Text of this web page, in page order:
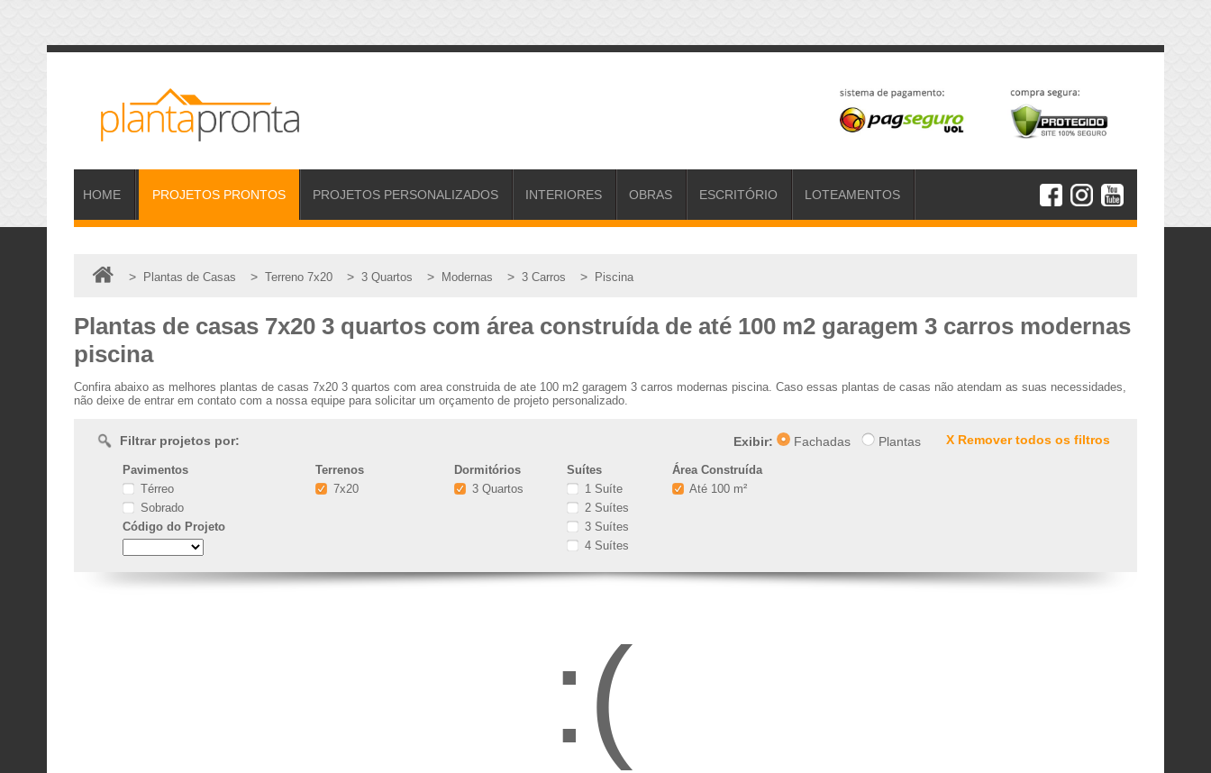
HOME PROJETOS PRONTOS PROJETOS PERSONALIZADOS INTERIORES OBRAS ESCRITÓRIO LOTEAMENTOS
> Plantas de Casas > Terreno 7x20 > 3 Quartos > Modernas > 3 Carros > Piscina
Plantas de casas 7x20 3 quartos com área construída de até 100 m2 garagem 3 carros modernas
piscina
Confira abaixo as melhores plantas de casas 7x20 3 quartos com area construida de ate 100 m2 garagem 3 carros modernas piscina. Caso essas plantas de casas não atendam as suas necessidades,
não deixe de entrar em contato com a nossa equipe para solicitar um orçamento de projeto personalizado.
X Remover todos os filtros
Filtrar projetos por: Exibir: Fachadas Plantas
Pavimentos
Térreo
Sobrado
Código do Projeto
Terrenos
7x20
Dormitórios
3 Quartos
Suítes
1 Suíte
2 Suítes
3 Suítes
4 Suítes
Área Construída
Até 100 m²
:(